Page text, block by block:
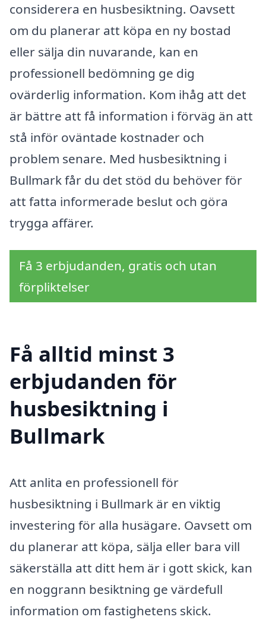
considerera en husbesiktning. Oavsett
om du planerar att köpa en ny bostad
eller sälja din nuvarande, kan en
professionell bedömning ge dig
ovärderlig information. Kom ihåg att det
är bättre att få information i förväg än att
stå inför oväntade kostnader och
problem senare. Med husbesiktning i
Bullmark får du det stöd du behöver för
att fatta informerade beslut och göra
trygga affärer.
Få 3 erbjudanden, gratis och utan
förpliktelser
Få alltid minst 3
erbjudanden för
husbesiktning i
Bullmark
Att anlita en professionell för
husbesiktning i Bullmark är en viktig
investering för alla husägare. Oavsett om
du planerar att köpa, sälja eller bara vill
säkerställa att ditt hem är i gott skick, kan
en noggrann besiktning ge värdefull
information om fastighetens skick.